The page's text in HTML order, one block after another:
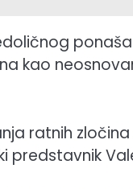
kao
ratnih